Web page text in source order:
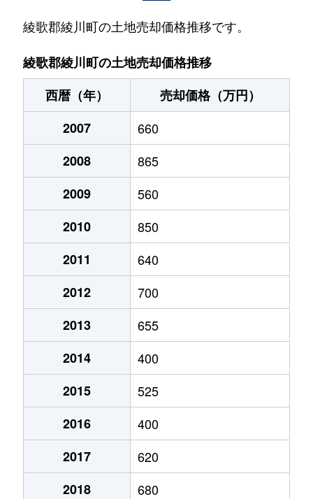
滝宮
760万円 滝宮 徒歩6分
畑田
850万円 挿頭丘 徒歩11分
畑田
290万円 挿頭丘 徒歩1分
260万円 挿頭丘
420万円 挿頭丘
綾歌郡綾川町の土地売却価格推移です。
綾歌郡綾川町の土地売却価格推移
西暦（年）
売却価格（万円）
2007
660
2008
865
2009
560
2010
850
2011
640
2012
700
2013
655
2014
400
2015
525
2016
400
2017
620
2018
680